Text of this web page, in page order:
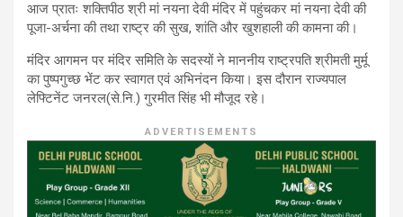
आज प्रातः शक्तिपीठ श्री मां नयना देवी मंदिर में पहुंचकर मां नयना देवी की
पूजा-अर्चना की तथा राष्ट्र की सुख, शांति और खुशहाली की कामना की।
मंदिर आगमन पर मंदिर समिति के सदस्यों ने माननीय राष्ट्रपति श्रीमती मुर्मू
का पुष्पगुच्छ भेंट कर स्वागत एवं अभिनंदन किया। इस दौरान राज्यपाल
लेफ्टिनेंट जनरल(से.नि.) गुरमीत सिंह भी मौजूद रहे।
ADVERTISEMENTS